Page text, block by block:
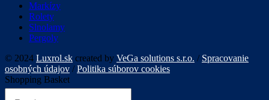
Markízy
Rolety
Slnolamy
Pergoly
© 2024 Luxrol.sk created by VeGa solutions s.r.o. / Spracovanie
osobných údajov /Politika súborov cookies
Shopping Basket